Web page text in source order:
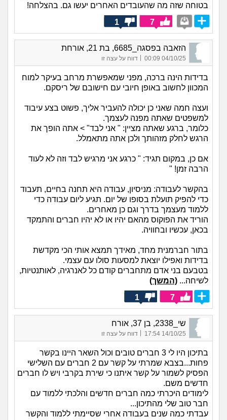
בטוחה שזה מה שהעובדים האחרים יעשו גם. בהצלחה!
7
1
הזאבה בפסגה_6685, בת 21, אורחת
04/10/25 00:09
| דווח על עצה זו
בדידות הינה ברכה, מפני שמאפשרת מרחב בעיקר למוח
המכוון לחשוב באופן חיובי עם חישובם של ריסקם.
ועצה חמה שאני כן יכולה להעביר אליך, פשוט בצע עיבוד
למשפטים שאתה מפנה לעצמך.
כלומר, ברגע שאתה מציין: " אני לבד" > אתה הופך את
הרגש לחלק מזהותך ולכן אתה מתאמלל.
אם כן, במקום תגיד: " כרגע אני מרגיש לבד וזה לא לעוד
הרבה זמן! "
בהקשר לעבודה: מניסיון, עבודה היא תחנה בחיים, תעבוד
כדי להפיק תועלת בסופו של יום. תגיע ליום עבודה כדי
ללמוד מעצמך בדרך וגם כן מאחרים.
הוריד את הפוקוס מהאם יהיו או לא יהיו חברים והתמקד
בכאן, עכשיו ובחוויה.
בתור חברמנית מחד, מאידך תמצא אותי הכי מקדשת
בדידות ואפילו יוצאת למסעות סולו עם עצמי.
בטבעם בני אדם מתחברים קודם כל לאנרגיה, לאותנטיות,
לשיחה... (המשך)
7
1
שי_2338, בן 37, אורח
14/10/25 17:54 דווח על עצה זו
בתיכון היו לי 3 חברים טובים וכול השאר היינו בקשר
פחות...בצבא שמרתי על קשר עם 2 חברים עם השלישי
הפסיק לשמור על קשר איתנו כי שירת בקרבי ויש לו חברים
חדשים משם.
לימודים היכרתי כמה חברים חדשים והלכתי ללמוד עם
חבר טוב שלי מהתיכון...
עבדתי כמה שנים בעבודה אחרי שסיימתי ללמוד והקשר